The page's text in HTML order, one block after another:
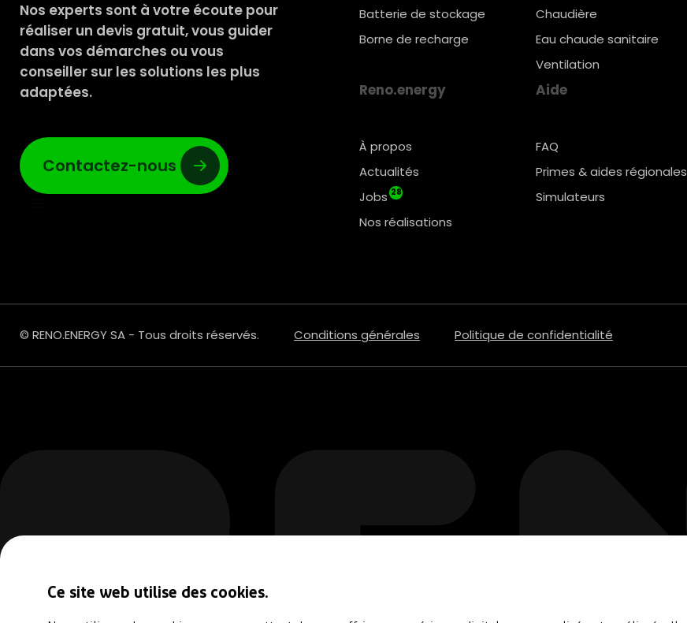
Ce site web utilise des cookies.
Nos experts sont à votre écoute pour
réaliser un devis gratuit, vous guider
dans vos démarches ou vous
conseiller sur les solutions les plus
adaptées.
Contactez-nous
Batterie de stockage
Borne de recharge
Chaudière
Eau chaude sanitaire
Ventilation
Reno.energy
À propos
Actualités
Jobs 28
Nos réalisations
Aide
FAQ
Primes & aides régionales
Simulateurs
© RENO.ENERGY SA - Tous droits réservés. Conditions générales Politique de confidentialité